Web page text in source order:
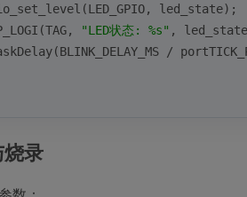
led_state);
"LED状态: %s" ,
/
录